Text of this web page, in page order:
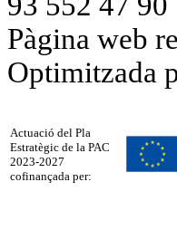
Pàgina web
Optimitzada
Actuació del Pla
Estratègic de la PAC
2023-2027
cofinançada per: